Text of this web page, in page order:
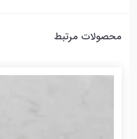
محصولات مرتبط